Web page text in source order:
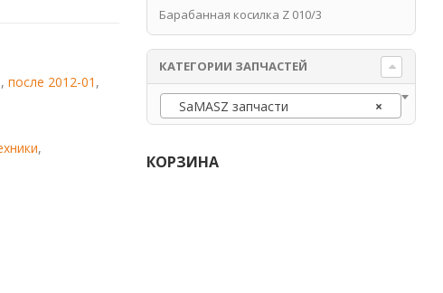
, после 2012-01 ,
,
Барабанная косилка Z 010/3
КАТЕГОРИИ ЗАПЧАСТЕЙ
×
SaMASZ запчасти
КОРЗИНА